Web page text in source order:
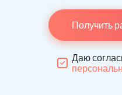
Получить
Даю